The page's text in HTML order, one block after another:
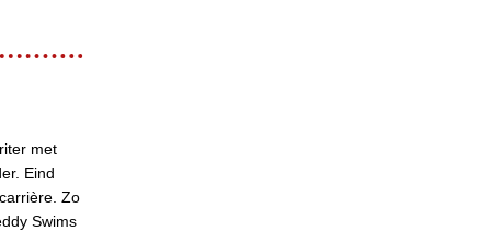
met
Eind
Zo
Swims